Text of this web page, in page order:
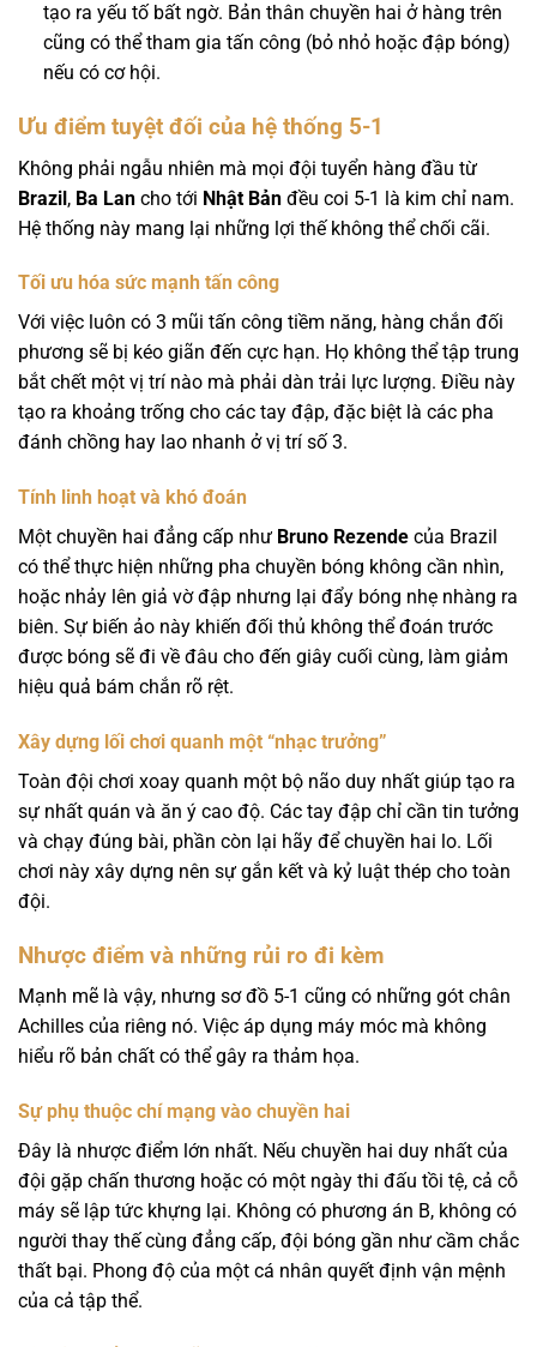
tạo ra yếu tố bất ngờ. Bản thân chuyền hai ở hàng trên
cũng có thể tham gia tấn công (bỏ nhỏ hoặc đập bóng)
nếu có cơ hội.
Ưu điểm tuyệt đối của hệ thống 5-1
Không phải ngẫu nhiên mà mọi đội tuyển hàng đầu từ
Brazil, Ba Lan cho tới Nhật Bản đều coi 5-1 là kim chỉ nam.
Hệ thống này mang lại những lợi thế không thể chối cãi.
Tối ưu hóa sức mạnh tấn công
Với việc luôn có 3 mũi tấn công tiềm năng, hàng chắn đối
phương sẽ bị kéo giãn đến cực hạn. Họ không thể tập trung
bắt chết một vị trí nào mà phải dàn trải lực lượng. Điều này
tạo ra khoảng trống cho các tay đập, đặc biệt là các pha
đánh chồng hay lao nhanh ở vị trí số 3.
Tính linh hoạt và khó đoán
Một chuyền hai đẳng cấp như Bruno Rezende của Brazil
có thể thực hiện những pha chuyền bóng không cần nhìn,
hoặc nhảy lên giả vờ đập nhưng lại đẩy bóng nhẹ nhàng ra
biên. Sự biến ảo này khiến đối thủ không thể đoán trước
được bóng sẽ đi về đâu cho đến giây cuối cùng, làm giảm
hiệu quả bám chắn rõ rệt.
Xây dựng lối chơi quanh một “nhạc trưởng”
Toàn đội chơi xoay quanh một bộ não duy nhất giúp tạo ra
sự nhất quán và ăn ý cao độ. Các tay đập chỉ cần tin tưởng
và chạy đúng bài, phần còn lại hãy để chuyền hai lo. Lối
chơi này xây dựng nên sự gắn kết và kỷ luật thép cho toàn
đội.
Nhược điểm và những rủi ro đi kèm
Mạnh mẽ là vậy, nhưng sơ đồ 5-1 cũng có những gót chân
Achilles của riêng nó. Việc áp dụng máy móc mà không
hiểu rõ bản chất có thể gây ra thảm họa.
Sự phụ thuộc chí mạng vào chuyền hai
Đây là nhược điểm lớn nhất. Nếu chuyền hai duy nhất của
đội gặp chấn thương hoặc có một ngày thi đấu tồi tệ, cả cỗ
máy sẽ lập tức khựng lại. Không có phương án B, không có
người thay thế cùng đẳng cấp, đội bóng gần như cầm chắc
thất bại. Phong độ của một cá nhân quyết định vận mệnh
của cả tập thể.